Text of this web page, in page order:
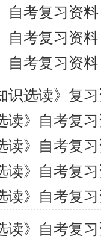
自考复习资
自考复习资
自考复习资
识选读》复
读》自考复
读》自考复
读》自考复
读》自考复
读》自考复